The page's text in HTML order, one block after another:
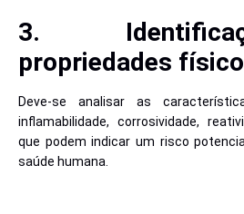
3.
propriedades
Deve-se analisar as
inflamabilidade, corrosividade,
que podem indicar um risco
saúde humana.